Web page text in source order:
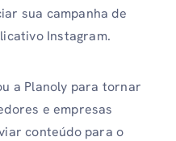
sua campanha de
Instagram.
a Planoly para tornar
e empresas
conteúdo para o